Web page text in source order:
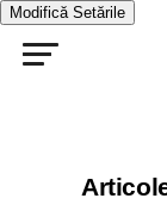
Modifică Setările